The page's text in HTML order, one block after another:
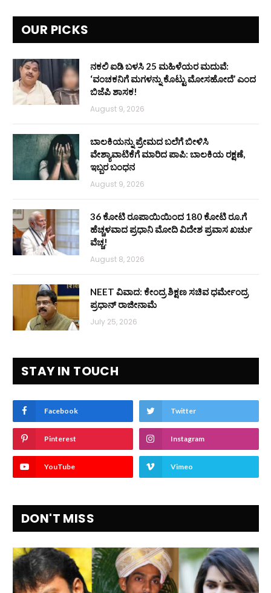
OUR PICKS
ನಕಲಿ ಐಡಿ ಬಳಸಿ 25 ಮಹಿಳೆಯರ ಮದುವೆ:
‘ವಂಚಕನಿಗೆ ಮಗಳನ್ನು ಕೊಟ್ಟು ಮೋಸಹೋದೆ’ ಎಂದ
ಬಿಜೆಪಿ ಶಾಸಕ!
August 9, 2026
ಬಾಲಕಿಯನ್ನು ಪ್ರೇಮದ ಬಲೆಗೆ ಬೀಳಿಸಿ
ವೇಶ್ಯಾವಾಟಿಕೆಗೆ ಮಾರಿದ ಪಾಪಿ: ಬಾಲಕಿಯ ರಕ್ಷಣೆ,
ಇಬ್ಬರ ಬಂಧನ
August 9, 2026
36 ಕೋಟಿ ರೂಪಾಯಿಯಿಂದ 180 ಕೋಟಿ ರೂ.ಗೆ
ಹೆಚ್ಚಳವಾದ ಪ್ರಧಾನಿ ಮೋದಿ ವಿದೇಶ ಪ್ರವಾಸ ಖರ್ಚು
ವೆಚ್ಚ!
August 8, 2026
NEET ವಿವಾದ: ಕೇಂದ್ರ ಶಿಕ್ಷಣ ಸಚಿವ ಧರ್ಮೇಂದ್ರ
ಪ್ರಧಾನ್ ರಾಜೀನಾಮೆ
July 25, 2026
STAY IN TOUCH
Facebook Twitter
Pinterest Instagram
YouTube Vimeo
DON'T MISS